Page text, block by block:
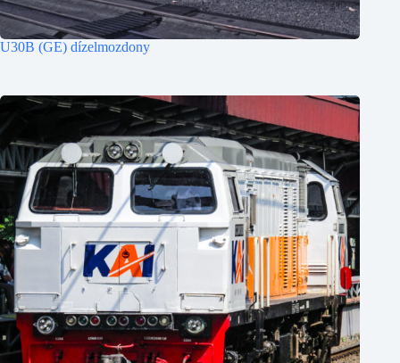
U30B (GE) dízelmozdony